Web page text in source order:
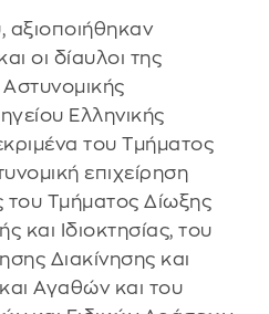
αξιοποιήθηκαν
οι δίαυλοι της
Ελληνικής
του Τμήματος
επιχείρηση
του Τμήματος Δίωξης
και Ιδιοκτησίας, του
Διακίνησης και
Αγαθών και του